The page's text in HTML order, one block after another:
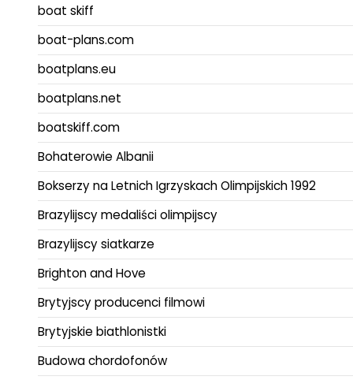
boat skiff
boat-plans.com
boatplans.eu
boatplans.net
boatskiff.com
Bohaterowie Albanii
Bokserzy na Letnich Igrzyskach Olimpijskich 1992
Brazylijscy medaliści olimpijscy
Brazylijscy siatkarze
Brighton and Hove
Brytyjscy producenci filmowi
Brytyjskie biathlonistki
Budowa chordofonów